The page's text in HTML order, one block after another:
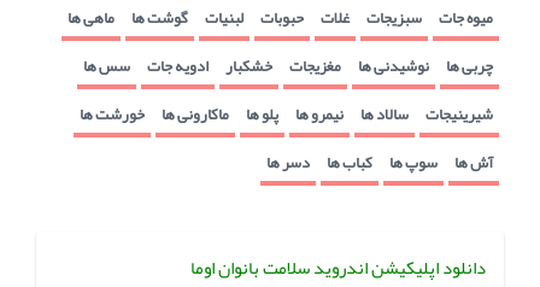
میوه جات سبزیجات غلات حبوبات لبنیات گوشت ها ماهی ها
چربی ها نوشیدنی ها مغزیجات خشکبار ادویه جات سس ها
شیرینیجات سالاد ها نیمرو ها پلو ها ماکارونی ها خورشت ها
آش ها سوپ ها کباب ها دسر ها
دانلود اپلیکیشن اندروید سلامت بانوان اوما